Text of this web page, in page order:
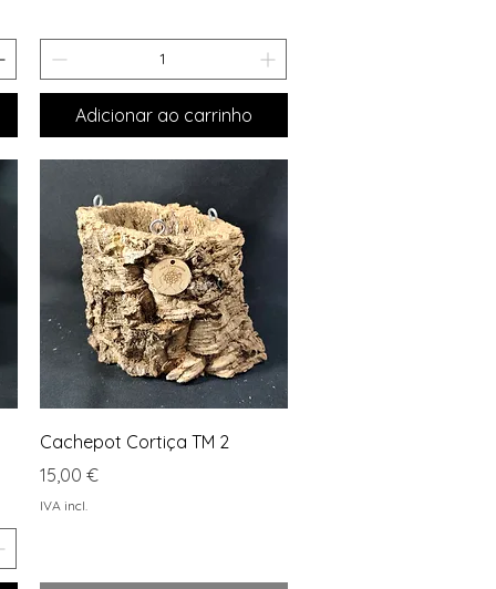
Adicionar ao carrinho
Visualização rápida
Cachepot Cortiça TM 2
Preço
15,00 €
IVA incl.